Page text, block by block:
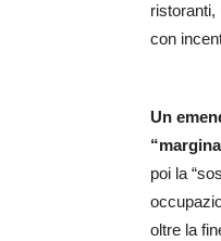
ristoranti,
con
Un
poi la
oltre la